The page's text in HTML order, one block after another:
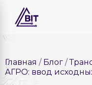
Главная Блог
АГРО: ввод